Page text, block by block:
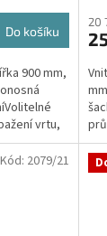
Do košíku
900 mm,
vrtu,
je
z
5
20
Kód: 2079/21